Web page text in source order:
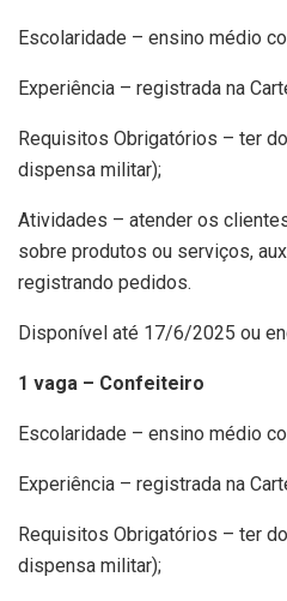
Escolaridade – ensino médio
Experiência – registrada na
Requisitos Obrigatórios – ter
dispensa militar);
Atividades – atender os
sobre produtos ou serviços,
registrando pedidos.
Disponível até 17/6/2025 ou
1 vaga – Confeiteiro
Escolaridade – ensino médio
Experiência – registrada na
Requisitos Obrigatórios – ter
dispensa militar);